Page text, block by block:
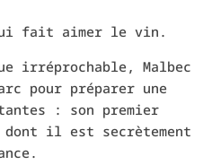
fait aimer le vin.
irréprochable, Malbec
pour préparer une
: son premier
dont il est secrètement